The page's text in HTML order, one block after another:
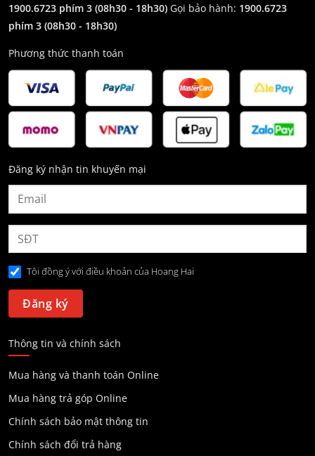
1900.6723 phím 3 (08h30 - 18h30) Gọi bảo hành: 1900.6723
phím 3 (08h30 - 18h30)
Phương thức thanh toán
Đăng ký nhận tin khuyến mại
Tôi đồng ý với điều khoản của Hoang Hai
Thông tin và chính sách
Mua hàng và thanh toán Online
Mua hàng trả góp Online
Chính sách bảo mật thông tin
Chính sách đổi trả hàng